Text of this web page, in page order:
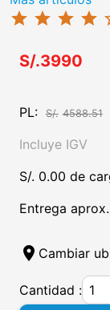
star star star star
S/.3990
PL: S/. 4588.51
Incluye IGV
S/. 0.00 de
Entrega
location_on Cambiar
Cantidad :